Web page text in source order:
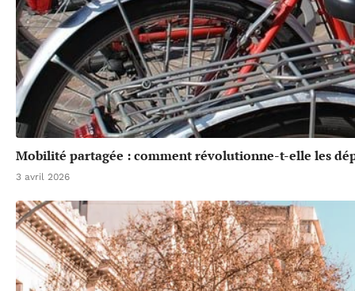
Mobilité partagée : comment révolutionne-t-elle les
3 avril 2026